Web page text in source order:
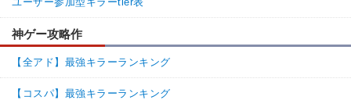
神ゲー攻略作
【全アド】最強キラーランキング
【コスパ】最強キラーランキング